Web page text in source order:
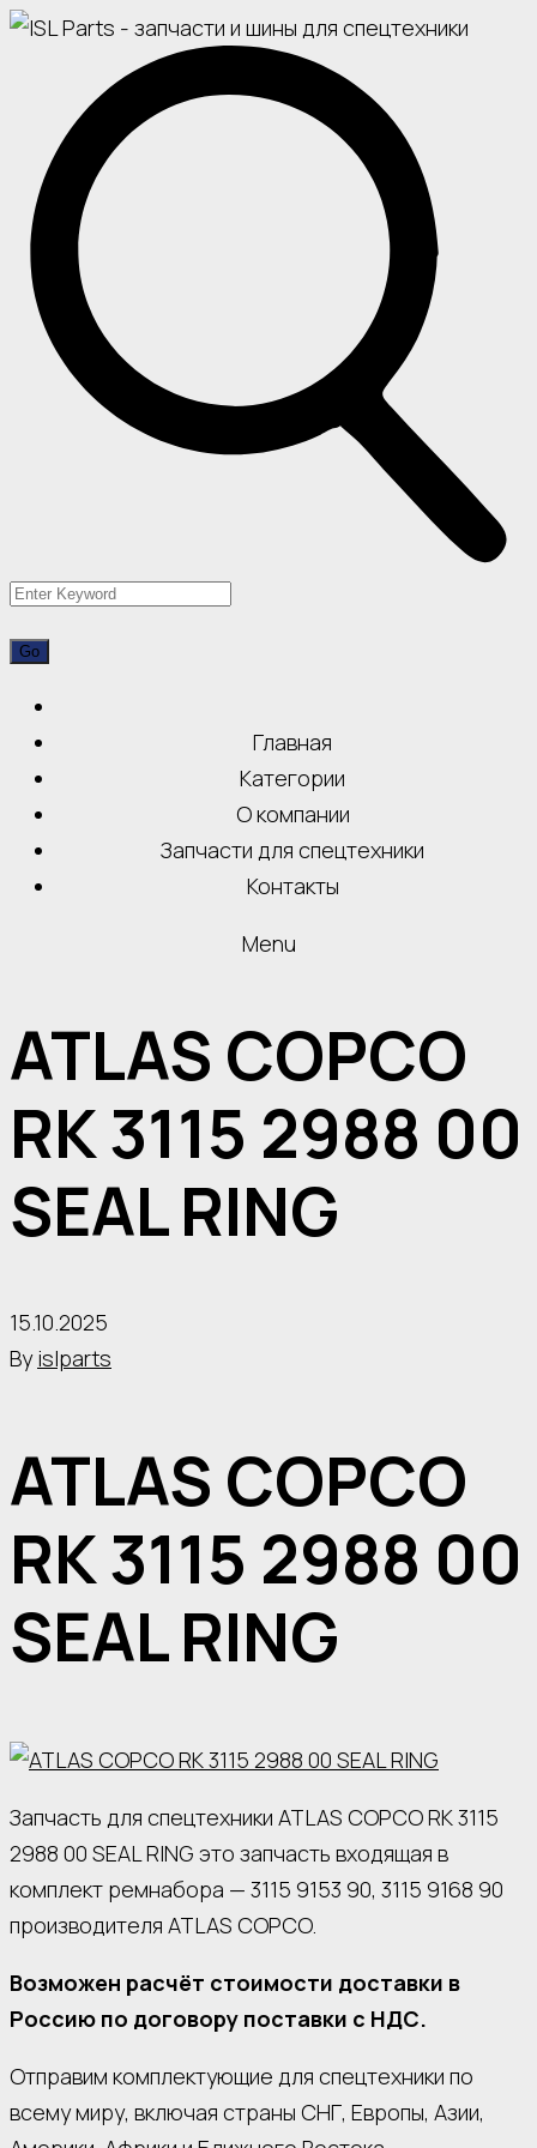
Главная
Категории
О компании
Запчасти для спецтехники
Контакты
Menu
ATLAS COPCO
RK 3115 2988 00
SEAL RING
15.10.2025
By islparts
ATLAS COPCO
RK 3115 2988 00
SEAL RING
Запчасть для спецтехники ATLAS COPCO RK 3115
2988 00 SEAL RING это запчасть входящая в
комплект ремнабора — 3115 9153 90, 3115 9168 90
производителя ATLAS COPCO.
Возможен расчёт стоимости доставки в
Россию по договору поставки с НДС.
Отправим комплектующие для спецтехники по
всему миру, включая страны СНГ, Европы, Азии,